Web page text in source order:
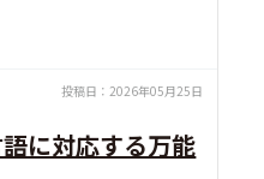
投稿日： 2026年05月25日
に対応する万能